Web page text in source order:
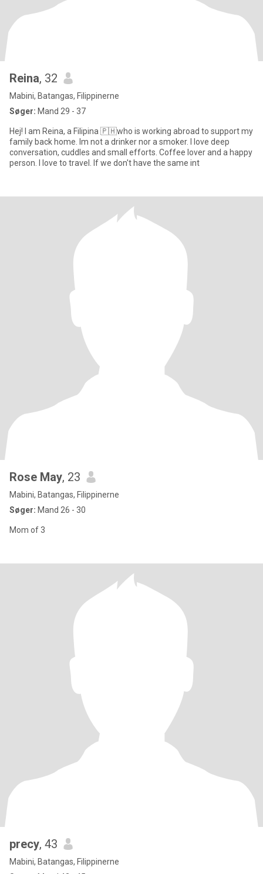
Reina, 32
Mabini, Batangas, Filippinerne
Søger: Mand 29 - 37
Hej! I am Reina, a Filipina 🇵🇭who is working abroad to support my
family back home. Im not a drinker nor a smoker. I love deep
conversation, cuddles and small efforts. Coffee lover and a happy
person. I love to travel. If we don't have the same int
Rose May, 23
Mabini, Batangas, Filippinerne
Søger: Mand 26 - 30
Mom of 3
precy, 43
Mabini, Batangas, Filippinerne